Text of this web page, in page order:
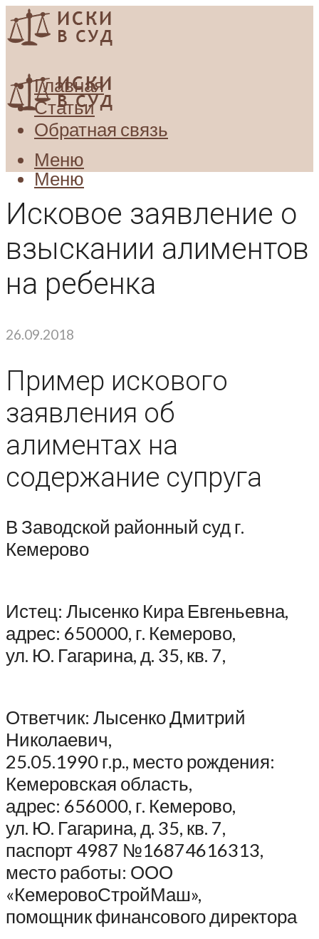
Главная
Статьи
Обратная связь
Меню
Меню
Исковое заявление о
взыскании алиментов
на ребенка
26.09.2018
Пример искового
заявления об
алиментах на
содержание супруга
В Заводской районный суд г.
Кемерово
Истец: Лысенко Кира Евгеньевна,
адрес: 650000, г. Кемерово,
ул. Ю. Гагарина, д. 35, кв. 7,
Ответчик: Лысенко Дмитрий
Николаевич,
25.05.1990 г.р., место рождения:
Кемеровская область,
адрес: 656000, г. Кемерово,
ул. Ю. Гагарина, д. 35, кв. 7,
паспорт 4987 №16874616313,
место работы: ООО
«КемеровоСтройМаш»,
помощник финансового директора